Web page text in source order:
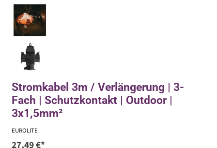
Stromkabel 3m / Verlängerung | 3-
Fach | Schutzkontakt | Outdoor |
3x1,5mm²
EUROLITE
27,49 €*